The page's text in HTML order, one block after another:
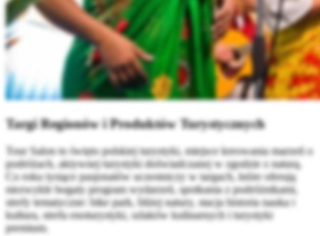
Targi Regionów i Produktów Turystycznych
Tour Salon to święto polskiej turystyki, miejsce kreowania marzeń o
podróżach, aktywnej turystyki doświadczanej w zgodzie z naturą.
Co roku tysiące pasjonatów uczestniczy w targach, które oferują
niezwykle bogaty program wydarzeń, spotkania z podróżnikami,
strefy tematyczne: bike park, bliżej natury, stacja historia nauka i
kultura, strefa enoturystyki, szlaków kulinarnych i turystyki
premium.